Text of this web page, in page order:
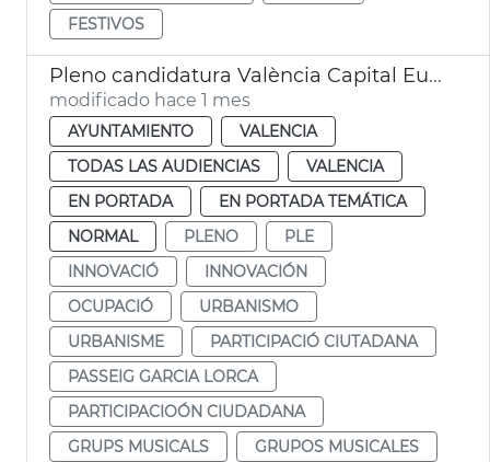
FESTIVOS
Pleno candidatura València Capital Europea Innovación
modificado hace 1 mes
AYUNTAMIENTO
VALENCIA
TODAS LAS AUDIENCIAS
VALENCIA
EN PORTADA
EN PORTADA TEMÁTICA
NORMAL
PLENO
PLE
INNOVACIÓ
INNOVACIÓN
OCUPACIÓ
URBANISMO
URBANISME
PARTICIPACIÓ CIUTADANA
PASSEIG GARCIA LORCA
PARTICIPACIOÓN CIUDADANA
GRUPS MUSICALS
GRUPOS MUSICALES